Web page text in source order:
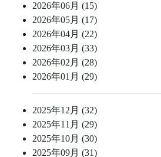
2026年06月 (15)
2026年05月 (17)
2026年04月 (22)
2026年03月 (33)
2026年02月 (28)
2026年01月 (29)
2025年12月 (32)
2025年11月 (29)
2025年10月 (30)
2025年09月 (31)